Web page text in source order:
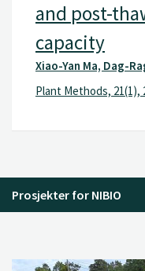
and post-
capacity
Xiao-Yan Ma, Dag-
Plant Methods, 21(1),
Prosjekter for NIBIO